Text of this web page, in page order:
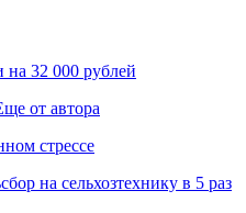
на 32 000 рублей
от автора
стрессе
на сельхозтехнику в 5 раз